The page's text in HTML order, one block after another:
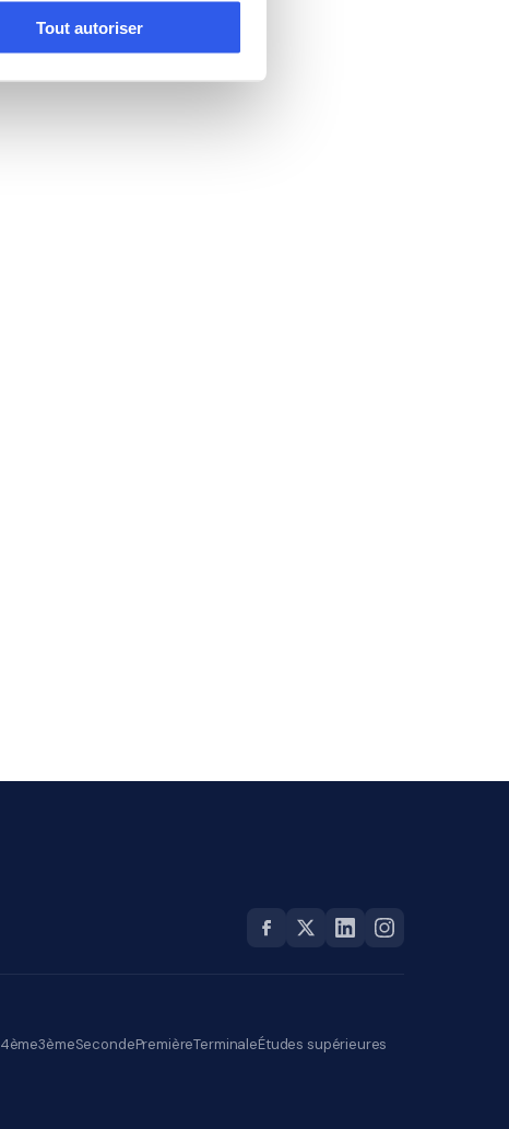
Tout autoriser
4ème3èmeSecondePremièreTerminaleÉtudes supérieures